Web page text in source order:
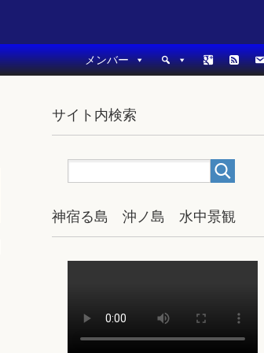
メンバー
サイト内検索
神宿る島 沖ノ島 水中景観